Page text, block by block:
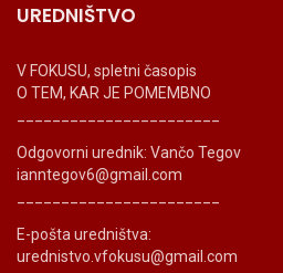
UREDNIŠTVO
V FOKUSU, spletni časopis
O TEM, KAR JE POMEMBNO
Odgovorni urednik: Vančo Tegov
ianntegov6@gmail.com
E-pošta uredništva:
urednistvo.vfokusu@gmail.com